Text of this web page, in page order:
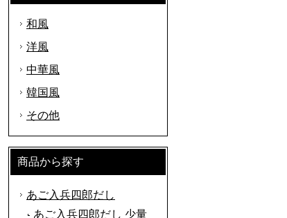
和風
洋風
中華風
韓国風
その他
商品から探す
あご入兵四郎だし
あご入兵四郎だし 少量